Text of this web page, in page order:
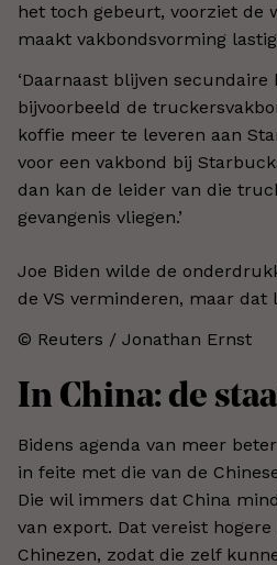
het toch gebeurt, voorziet de
maakt vakbondsvorming
‘Daarnaast blijven
bijvoorbeeld de
koffie meer te leveren aan
voor een vakbond bij
dan kan de leider van die
gevangenis vliegen.’
Joe Biden wilde de
de VS verminderen, maar
© Reuters / Jonathan Ernst
In China: de
Bidens agenda van meer
in feite met die van de
Die wil immers dat China
van export. Dat vereist
Chinezen, zodat die zelf